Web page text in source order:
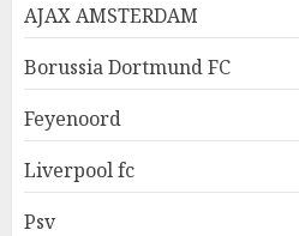
AJAX AMSTERDAM
Borussia Dortmund FC
Feyenoord
Liverpool fc
Psv